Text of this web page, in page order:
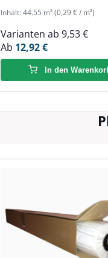
Inhalt: 44.55 m²(0,29 € / m²)
Varianten ab 9,53 €
Ab 12,92 €
In den